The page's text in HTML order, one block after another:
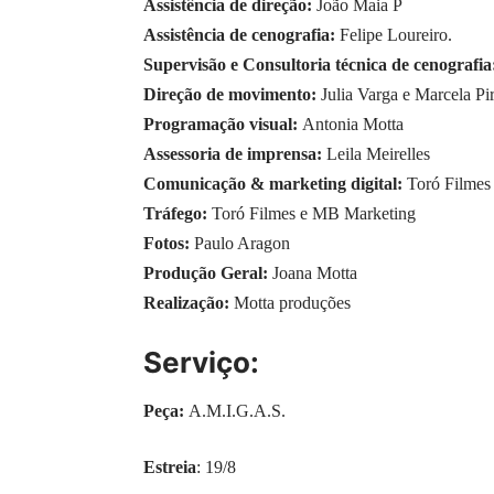
Assistência de direção: João Maia P
Assistência de cenografia: Felipe Loureiro.
Supervisão e Consultoria técnica de
Direção de movimento: Julia Varga e Marcela
Programação visual: Antonia Motta
Assessoria de imprensa: Leila Meirelles
Comunicação & marketing digital: Toró Filmes
Tráfego: Toró Filmes e MB Marketing
Fotos: Paulo Aragon
Produção Geral: Joana Motta
Realização: Motta produções
Serviço:
Peça: A.M.I.G.A.S.
Estreia: 19/8